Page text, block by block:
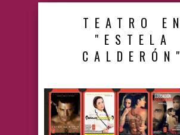
TEATRO EN
"ESTELA
CALDERÓN"